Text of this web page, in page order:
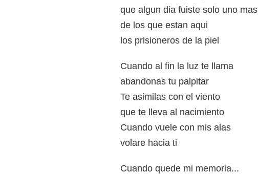
que algun dia fuiste solo uno mas
de los que estan aqui
los prisioneros de la piel
Cuando al fin la luz te llama
abandonas tu palpitar
Te asimilas con el viento
que te lleva al nacimiento
Cuando vuele con mis alas
volare hacia ti
Cuando quede mi memoria...